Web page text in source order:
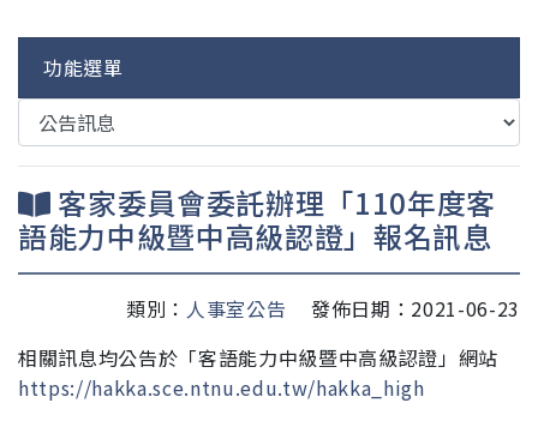
功能選單
客家委員會委託辦理「110年度客
語能力中級暨中高級認證」報名訊息
類別： 人事室公告
發佈日期：2021-06-23
相關訊息均公告於「客語能力中級暨中高級認證」網站
https://hakka.sce.ntnu.edu.tw/hakka_high